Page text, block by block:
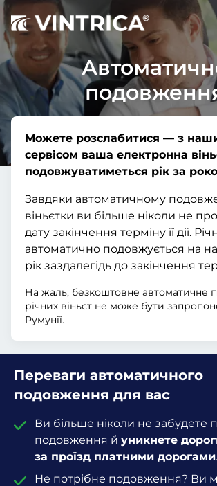
Можете розслабитися — з
сервісом ваша електронна
подовжуватиметься рік за
Завдяки автоматичному
віньєтки ви більше ніколи не
дату закінчення терміну її дії.
автоматично подовжується на
рік заздалегідь до закінчення
На жаль, безкоштовне автоматичне
річних віньєт не може бути
Румунії.
Переваги автоматичного
подовження для вас
Ви більше ніколи не забудете
подовження йуникнете
за проїзд платними дорогами.
Не потрібне подовження? Ви